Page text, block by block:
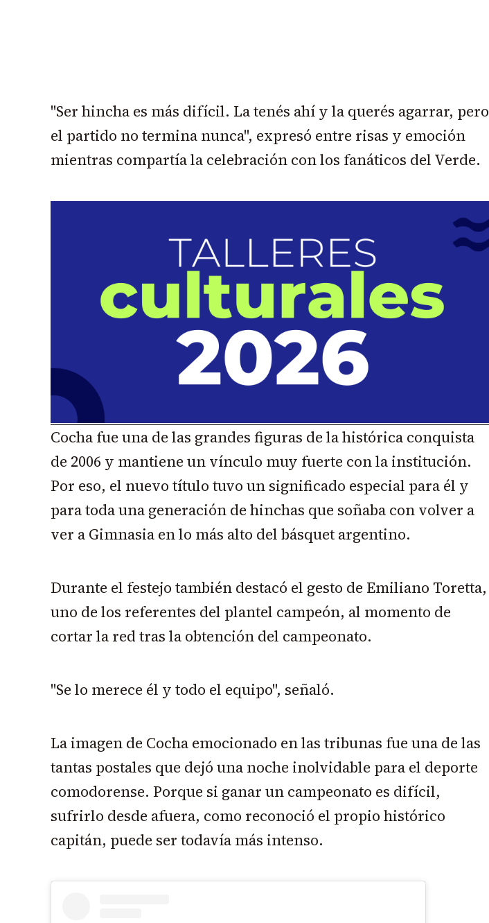
"Ser hincha es más difícil. La tenés ahí y la querés agarrar, pero
el partido no termina nunca", expresó entre risas y emoción
mientras compartía la celebración con los fanáticos del Verde.
Cocha fue una de las grandes figuras de la histórica conquista
de 2006 y mantiene un vínculo muy fuerte con la institución.
Por eso, el nuevo título tuvo un significado especial para él y
para toda una generación de hinchas que soñaba con volver a
ver a Gimnasia en lo más alto del básquet argentino.
Durante el festejo también destacó el gesto de Emiliano Toretta,
uno de los referentes del plantel campeón, al momento de
cortar la red tras la obtención del campeonato.
"Se lo merece él y todo el equipo", señaló.
La imagen de Cocha emocionado en las tribunas fue una de las
tantas postales que dejó una noche inolvidable para el deporte
comodorense. Porque si ganar un campeonato es difícil,
sufrirlo desde afuera, como reconoció el propio histórico
capitán, puede ser todavía más intenso.